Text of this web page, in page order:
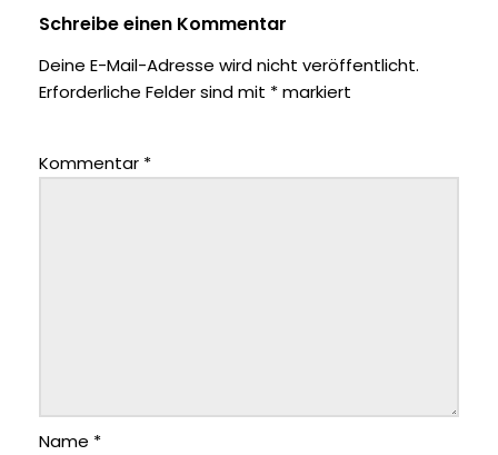
Schreibe einen Kommentar
Deine E-Mail-Adresse wird nicht veröffentlicht.
Erforderliche Felder sind mit *markiert
Kommentar *
Name *